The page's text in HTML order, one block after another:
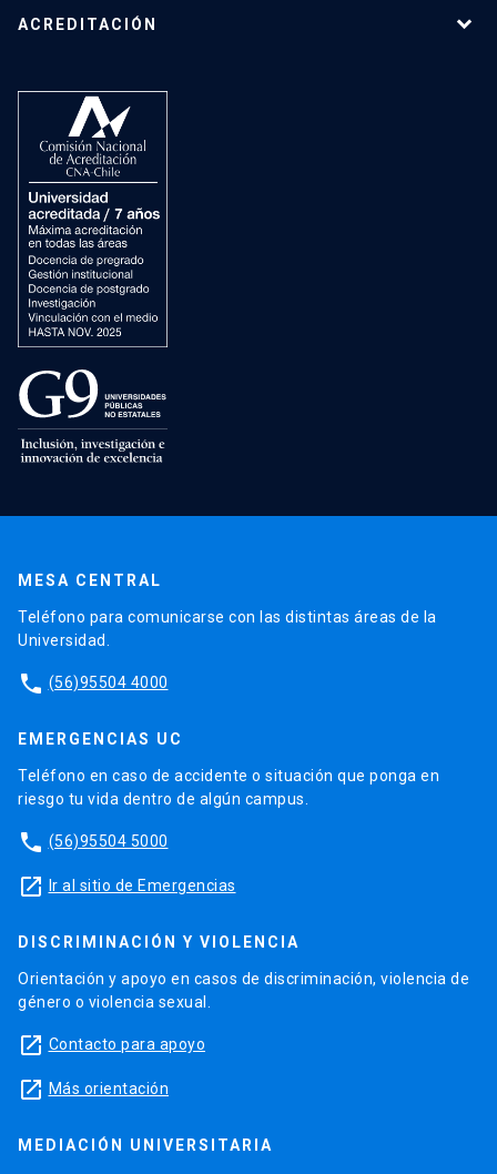
ACREDITACIÓN
MESA CENTRAL
Teléfono para comunicarse con las distintas áreas de la
Universidad.
phone (56)95504 4000
EMERGENCIAS UC
Teléfono en caso de accidente o situación que ponga en
riesgo tu vida dentro de algún campus.
phone (56)95504 5000
launch Ir al sitio de Emergencias
DISCRIMINACIÓN Y VIOLENCIA
Orientación y apoyo en casos de discriminación, violencia de
género o violencia sexual.
launch Contacto para apoyo
launch Más orientación
MEDIACIÓN UNIVERSITARIA